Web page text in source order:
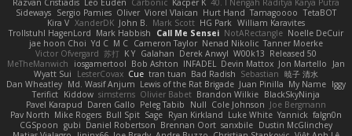
Razvan Cristiadis Leo Euden Carbonic Kacper K 40. I Nengah Raditya Karya Putra
Sideways Sergio Pamies Oliver Viorel Vlaican Hurt Hand Tamagoooo TetaBOT
Kira V XanderDK John B. Mark Scott HG Park William Karavites
Trollstuhl HagenLord Mark Habbish Call Me Sensei NotARectangle Noelle DeCuir
jae hoon Choi Yd C M C Cameron Taylor Nenad Nikolic Tanner Moerke
Victor Ofvergard 苏打 K Y Galahan Derek Anwyl W00k13 Released 50
MeTheManwich
iosgamertool Bob Ashton INFADEL Devin Mattox Jon Martello
Jan
Wyatt Sui
LesterCovax Cue tran tuan Bad Radish Sebastian 暁子 清水
Dan Wheatley Md. Wasif Anjum Lewis of the Rat Brigade Juan Pinilla My Name Iggy
Terifict Kiddow simsterns Olivier Babet Brandon Wilkie BlackSkyNinja
Pavel Karapud Daren Gallo Peleg Tabib Null Cole Johnson Joe Bergmann
Pav North Mike Rogers Bull Spit Sage Ryan Kirkland Luke White Yannick falgn0n
CGSpoon gubi Daniel Robertson Brennan Oort sanxbile Dustin McGlinchey